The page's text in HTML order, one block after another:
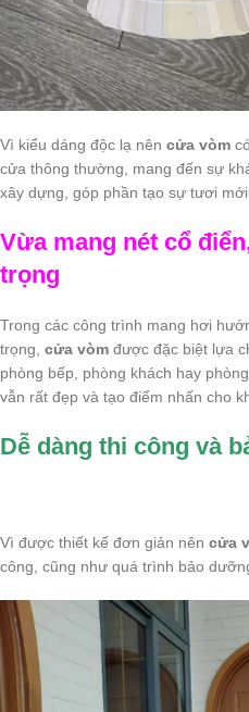
Vì kiểu dáng độc lạ nên cửa vòm
cửa thông thường, mang đến sự
xây dựng, góp phần tạo sự tươi mới
Vừa mang nét cổ
trọng
Trong các công trình mang hơi
trọng, cửa vòm được đặc biệt lựa
phòng bếp, phòng khách hay
vẫn rất đẹp và tạo điểm nhấn cho
Dễ dàng thi công và
Vì được thiết kế đơn giản nên cửa
công, cũng như quá trình bảo